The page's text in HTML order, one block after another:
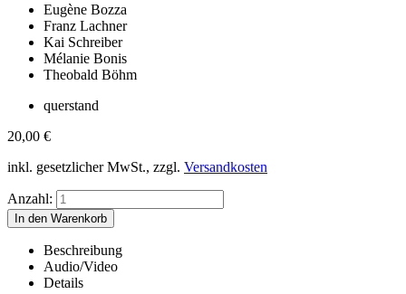
Eugène Bozza
Franz Lachner
Kai Schreiber
Mélanie Bonis
Theobald Böhm
querstand
20,00 €
inkl. gesetzlicher MwSt., zzgl. Versandkosten
Anzahl:
Beschreibung
Audio/Video
Details